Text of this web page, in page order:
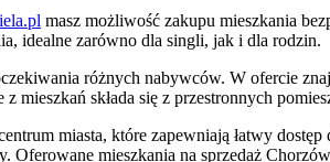
masz możliwość zakupu mieszkania
idealne zarówno dla singli, jak i dla rodzin.
różnych nabywców. W ofercie
składa się z przestronnych
miasta, które zapewniają łatwy
mieszkania na sprzedaż